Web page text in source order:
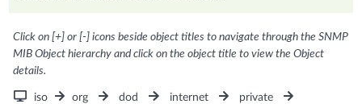
Click on [+] or [-] icons beside object titles to navigate through the SNMP
MIB Object hierarchy and click on the object title to view the Object
details.
iso org dod internet
private